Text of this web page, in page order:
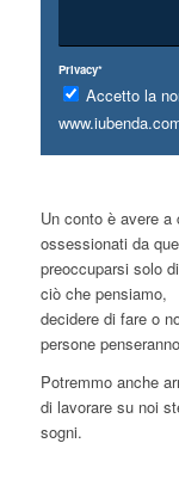
Privacy*
Accetto la
Un conto è avere
ossessionati da
preoccuparsi solo
ciò che pensiamo,
decidere di fare o
persone
Potremmo anche
di lavorare su noi
sogni.